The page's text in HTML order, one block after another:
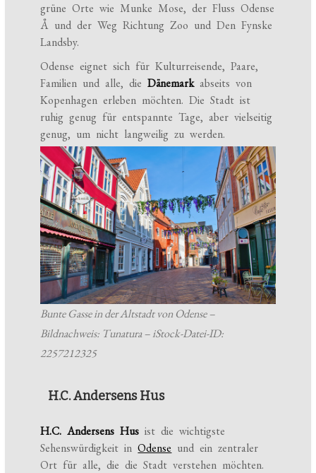
grüne Orte wie Munke Mose, der Fluss Odense
Å und der Weg Richtung Zoo und Den Fynske
Landsby.
Odense eignet sich für Kulturreisende, Paare,
Familien und alle, dieDänemarkabseits von
Kopenhagen erleben möchten. Die Stadt ist
ruhig genug für entspannte Tage, aber vielseitig
genug, um nicht langweilig zu werden.
Bunte Gasse in der Altstadt von Odense –
Bildnachweis: Tunatura – iStock-Datei-ID:
2257212325
H.C. Andersens Hus
H.C. Andersens Hus ist die wichtigste
Sehenswürdigkeit inOdense und ein zentraler
Ort für alle, die die Stadt verstehen möchten.